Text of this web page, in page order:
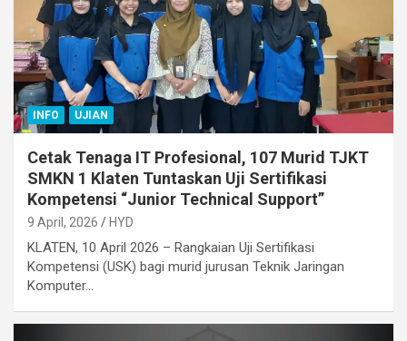
INFO UJIAN
Cetak Tenaga IT Profesional, 107 Murid TJKT
SMKN 1 Klaten Tuntaskan Uji Sertifikasi
Kompetensi “Junior Technical Support”
9 April, 2026 HYD
KLATEN, 10 April 2026 – Rangkaian Uji Sertifikasi
Kompetensi (USK) bagi murid jurusan Teknik Jaringan
Komputer…